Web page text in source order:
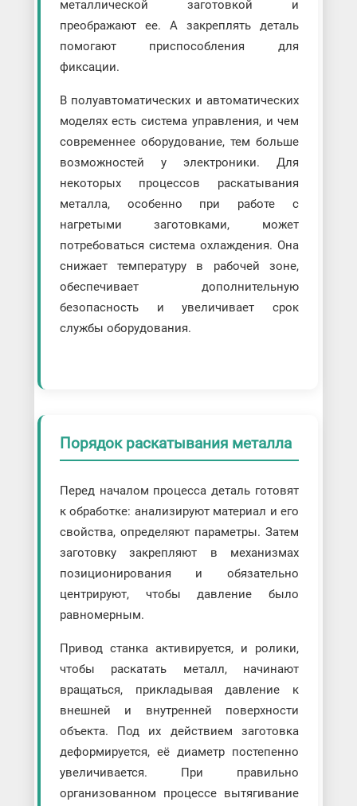
металлической заготовкой и
преображают ее. А закреплять деталь
помогают приспособления для
фиксации.
В полуавтоматических и автоматических
моделях есть система управления, и чем
современнее оборудование, тем больше
возможностей у электроники. Для
некоторых процессов раскатывания
металла, особенно при работе с
нагретыми заготовками, может
потребоваться система охлаждения. Она
снижает температуру в рабочей зоне,
обеспечивает дополнительную
безопасность и увеличивает срок
службы оборудования.
Порядок раскатывания металла
Перед началом процесса деталь готовят
к обработке: анализируют материал и его
свойства, определяют параметры. Затем
заготовку закрепляют в механизмах
позиционирования и обязательно
центрируют, чтобы давление было
равномерным.
Привод станка активируется, и ролики,
чтобы раскатать металл, начинают
вращаться, прикладывая давление к
внешней и внутренней поверхности
объекта. Под их действием заготовка
деформируется, её диаметр постепенно
увеличивается. При правильно
организованном процессе вытягивание